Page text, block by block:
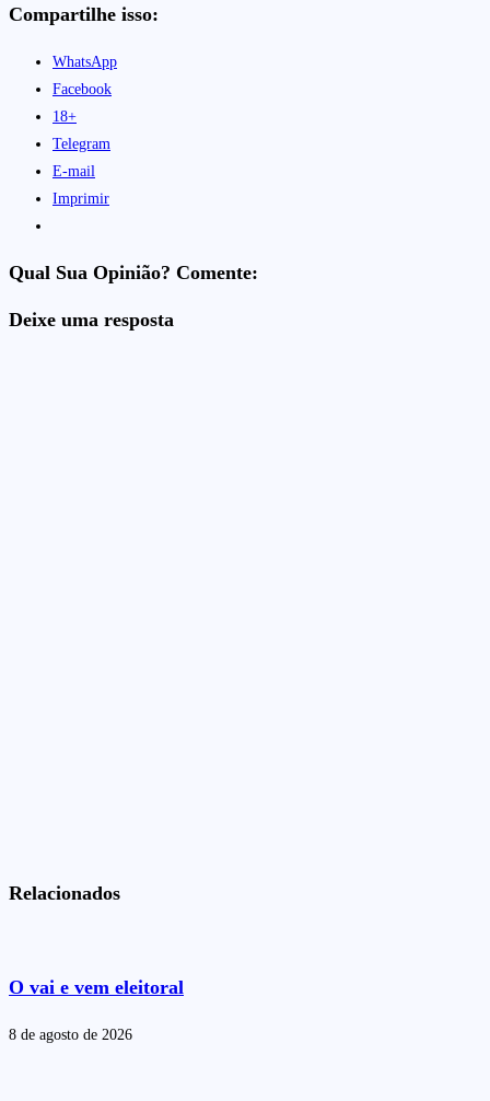
Compartilhe isso:
WhatsApp
Facebook
18+
Telegram
E-mail
Imprimir
Qual Sua Opinião? Comente:
Deixe uma resposta
Relacionados
O vai e vem eleitoral
8 de agosto de 2026